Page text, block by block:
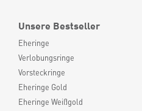
Unsere Bestseller
Eheringe
Verlobungsringe
Vorsteckringe
Eheringe Gold
Eheringe Weißgold